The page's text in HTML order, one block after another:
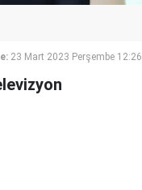
23 Mart 2023 Perşembe 12:26